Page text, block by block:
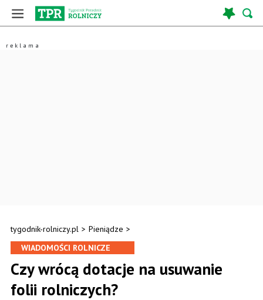
tygodnik-rolniczy.pl > Pieniądze >
WIADOMOŚCI ROLNICZE
Czy wrócą dotacje na usuwanie
folii rolniczych?